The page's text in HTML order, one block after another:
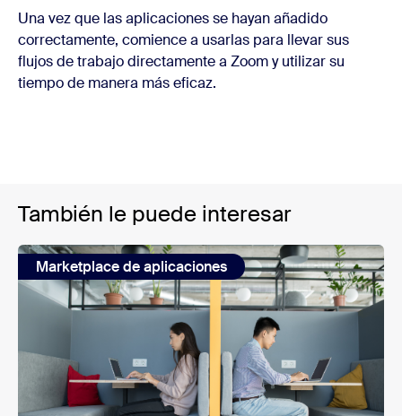
Una vez que las aplicaciones se hayan añadido
correctamente, comience a usarlas para llevar sus
flujos de trabajo directamente a Zoom y utilizar su
tiempo de manera más eficaz.
También le puede interesar
Marketplace de aplicaciones